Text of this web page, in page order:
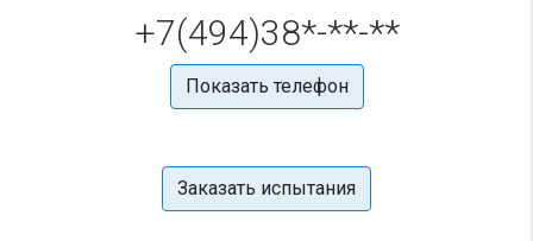
+7(494)38*-**-**
Показать телефон
Заказать испытания